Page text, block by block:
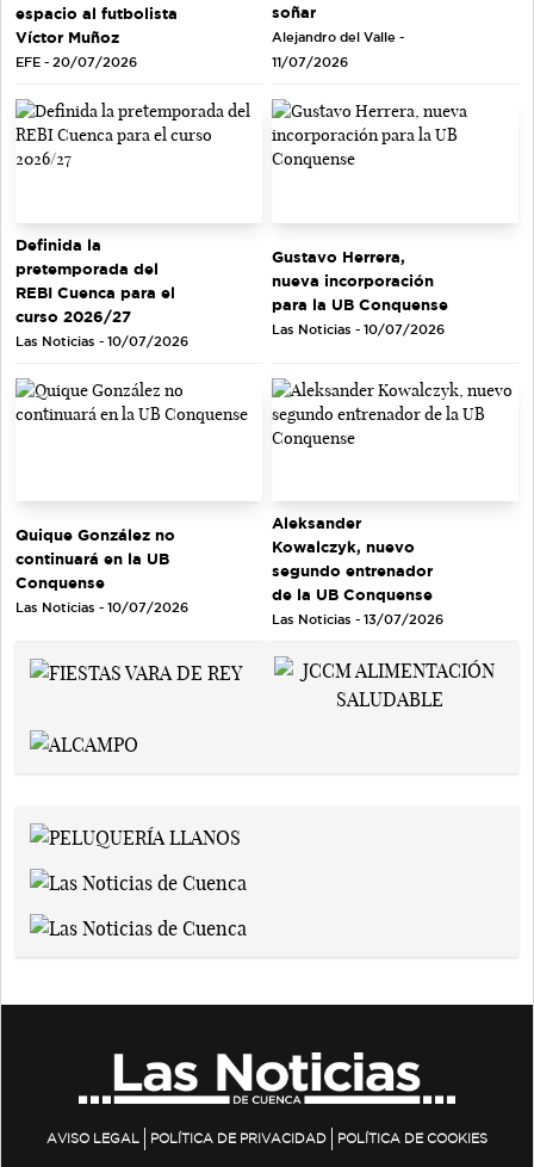
espacio al futbolista
Víctor Muñoz
EFE - 20/07/2026
soñar
Alejandro del Valle -
11/07/2026
Definida la
pretemporada del
REBI Cuenca para el
curso 2026/27
Las Noticias - 10/07/2026
Gustavo Herrera,
nueva incorporación
para la UB Conquense
Las Noticias - 10/07/2026
Quique González no
continuará en la UB
Conquense
Las Noticias - 10/07/2026
Aleksander
Kowalczyk, nuevo
segundo entrenador
de la UB Conquense
Las Noticias - 13/07/2026
AVISO LEGAL POLÍTICA DE PRIVACIDAD POLÍTICA DE COOKIES